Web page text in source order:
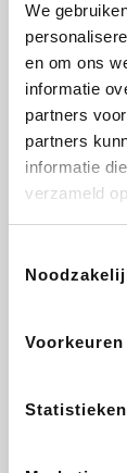
We
en om ons
informatie
partners
partners
informatie
verzameld
Voorkeuren
Statistieken
Weekendesk
CheapTickets.be